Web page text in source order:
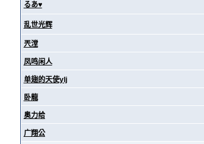
るあ♥
乱世光辉
兲漟
凤鸣闲人
单翅的天使ylj
卧龍
奥力给
广翔公